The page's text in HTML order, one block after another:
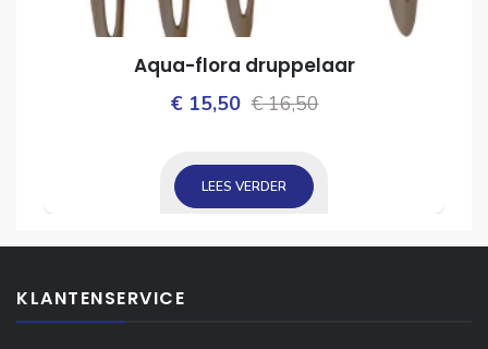
Aqua-flora druppelaar
€16,50Oorspronkelijke
€15,50
Huidige
LEES VERDER
KLANTENSERVICE